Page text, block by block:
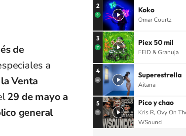
de
a
Venta
29 de mayo a
general
2 Koko
Omar Courtz
3 Piex 50 mil
FEID & Granuja
4 Superestrella
Aitana
5 Pico y chao
Kris R, Ovy On
WSound